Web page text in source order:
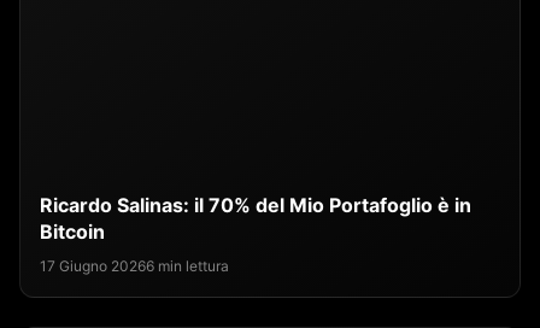
Ricardo Salinas: il 70% del Mio Portafoglio è in
Bitcoin
17 Giugno 20266 min lettura